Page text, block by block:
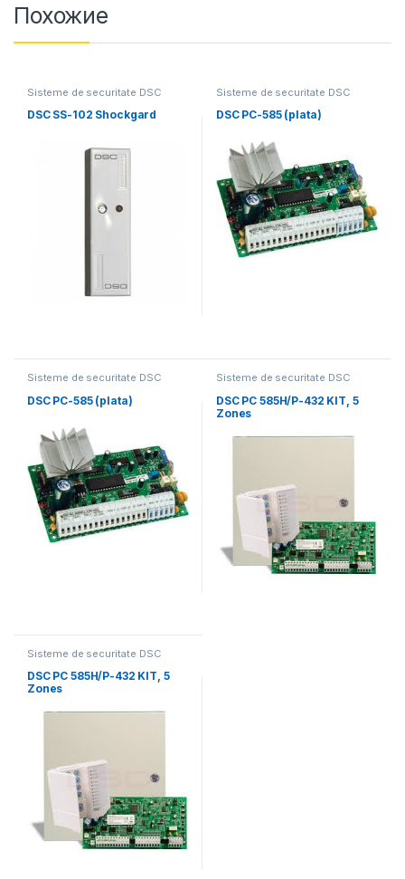
Похожие
Sisteme de securitate DSC
DSC SS-102 Shockgard
Sisteme de securitate DSC
DSC PC-585 (plata)
Sisteme de securitate DSC
DSC PC-585 (plata)
Sisteme de securitate DSC
DSC PC 585H/P-432 KIT, 5
Zones
Sisteme de securitate DSC
DSC PC 585H/P-432 KIT, 5
Zones